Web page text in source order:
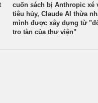
cuốn sách bị Anthropic xé
tiêu hủy, Claude AI thừa
mình được xây dựng từ
tro tàn của thư viện"